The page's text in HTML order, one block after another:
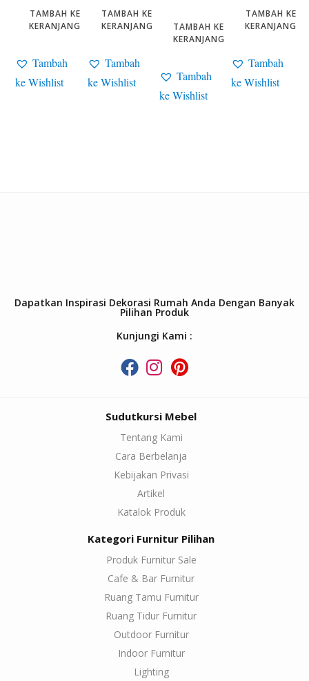
TAMBAH KE
KERANJANG
Tambah
ke Wishlist
TAMBAH KE
KERANJANG
Tambah
ke Wishlist
TAMBAH KE
KERANJANG
Tambah
ke Wishlist
TAMBAH KE
KERANJANG
Tambah
ke Wishlist
Dapatkan Inspirasi Dekorasi Rumah Anda Dengan Banyak
Pilihan Produk
Kunjungi Kami :
Sudutkursi Mebel
Tentang Kami
Cara Berbelanja
Kebijakan Privasi
Artikel
Katalok Produk
Kategori Furnitur Pilihan
Produk Furnitur Sale
Cafe & Bar Furnitur
Ruang Tamu Furnitur
Ruang Tidur Furnitur
Outdoor Furnitur
Indoor Furnitur
Lighting